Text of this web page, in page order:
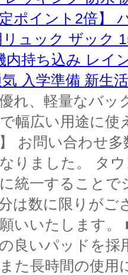
ポイント2倍】
リュック ザック
内持ち込み レイ
入学準備 新生活
れ、軽量なバ
幅広い用途に使
お問い合わせ
りました。 タ
統一すること
は数に限りがご
いいたします
良いパッドを
た長時間の使用